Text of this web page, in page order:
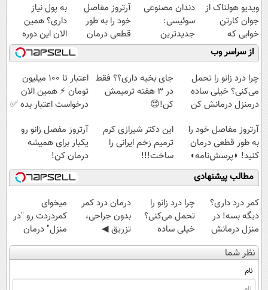
ویدیو هولناک از
جوان کارتن
خوابی که
میلیاردر شد.
آموزش رایگان
دندان مصنوعی
سوئیسی:
جدیدترین
فناوری اروپا،
سبک و مقاوم |
پرداخت قسطی
آرتروز مفاصل
خود را به طور
قطعی درمان
کنید!
◗پرسش‌نامه◖
به پول نیاز
داری؟ همین
الان این دوره
رایگان رو شرکت
کن تا دیر نشده!
از سراسر وب
چرا درد زانو را تحمل
می‌کنی؟ خیلی ساده
درمنزل درمانش کن
جای بخیه داری؟؟ فقط
در 3 هفته ترمیمش
کن!😍
اعتبار تا ۱۰۰ میلیون
تومان ⚡ همین الان
درخواست اعتبار بده ✅
آرتروز مفاصل خود را
به طور قطعی درمان
کنید! ◗پرسش‌نامه◖
این دکتر شیرازی کرم
ترمیم زخم ایرانی را
ساخت!!!
آرتروز مفصل زانو رو
یکبار برای همیشه
درمان کن!
◗پرسش‌نامه◖
مطالب پیشنهادی
کمر درد داری؟
دیگه بسه! در
منزل درمانش
کن
(◀پرسش‌نامه)
چرا درد زانو را
تحمل می‌کنی؟
خیلی ساده
درمنزل درمانش
کن
درمان درد کمر
بدون جراحی،
تزریق ◀
پرسش‌نامه رو پر
کن ▶
میخوای
کمردردت رو "در
منزل" درمان
کنی؟ (◂فیلم +
◂پرسش‌نامه)
نظر شما
نام